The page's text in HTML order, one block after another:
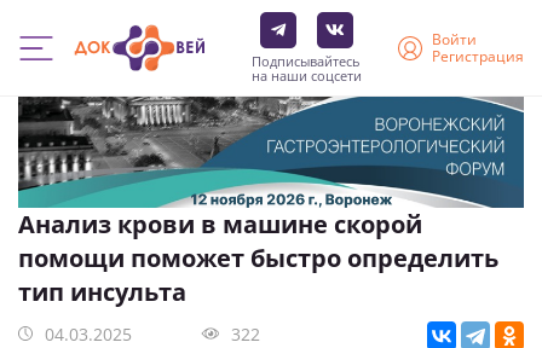
Перейти
основному
содержанию
Подписывайтесь
на наши соцсети
Войти
Регистрация
Анализ крови в машине скорой
помощи поможет быстро определить
тип инсульта
04.03.2025 322